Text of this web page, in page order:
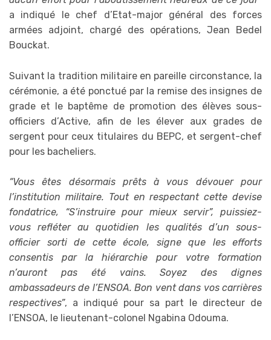
a indiqué le chef d’Etat-major général des forces
armées adjoint, chargé des opérations, Jean Bedel
Bouckat.
Suivant la tradition militaire en pareille circonstance, la
cérémonie, a été ponctué par la remise des insignes de
grade et le baptême de promotion des élèves sous-
officiers d’Active, afin de les élever aux grades de
sergent pour ceux titulaires du BEPC, et sergent-chef
pour les bacheliers.
“Vous êtes désormais prêts à vous dévouer pour
l’institution militaire. Tout en respectant cette devise
fondatrice, “S’instruire pour mieux servir”, puissiez-
vous refléter au quotidien les qualités d’un sous-
officier sorti de cette école, signe que les efforts
consentis par la hiérarchie pour votre formation
n’auront pas été vains. Soyez des dignes
ambassadeurs de l’ENSOA. Bon vent dans vos carrières
respectives”, a indiqué pour sa part le directeur de
l’ENSOA, le lieutenant-colonel Ngabina Odouma.